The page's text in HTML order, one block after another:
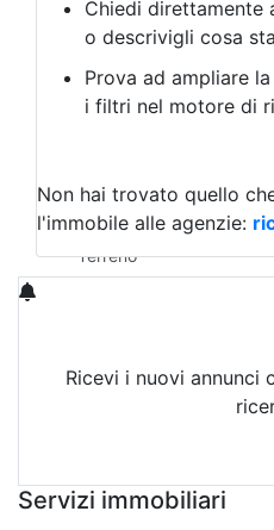
Albergo
Laboratorio Artigianale
Negozio/locale
Agriturismo
Magazzini
Qualsiasi
Terreno edificabile
Terreno
Chiedi direttamente
o descrivigli cosa
Prova ad ampliare
i filtri nel motore di
Non hai trovato quello
l'immobile alle agenzie:
Ricevi i nuovi annunci
Servizi immobiliari